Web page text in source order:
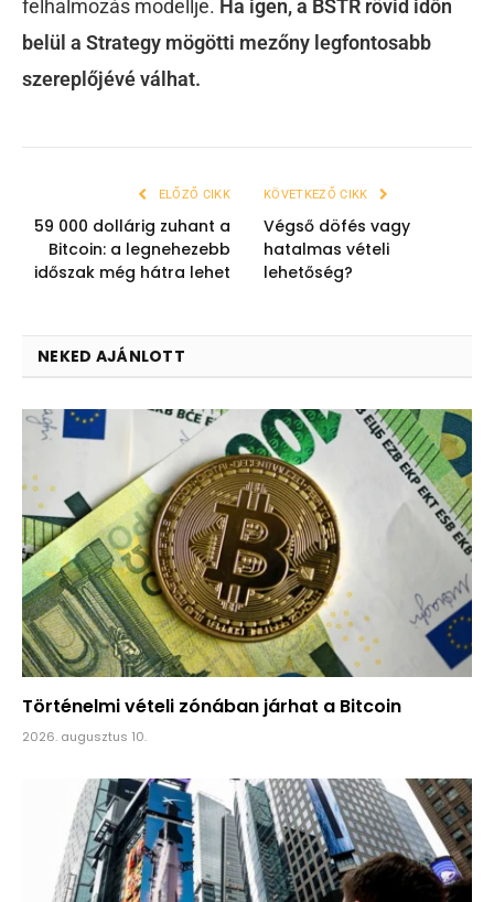
felhalmozás modellje. Ha igen, a BSTR rövid időn
belül a Strategy mögötti mezőny legfontosabb
szereplőjévé válhat.
ELŐZŐ CIKK
59 000 dollárig zuhant a
Bitcoin: a legnehezebb
időszak még hátra lehet
KÖVETKEZŐ CIKK
Végső döfés vagy
hatalmas vételi
lehetőség?
NEKED AJÁNLOTT
Történelmi vételi zónában járhat a Bitcoin
2026. augusztus 10.